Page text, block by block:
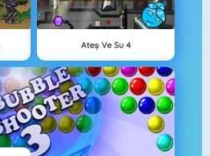
Ateş Ve Su 4